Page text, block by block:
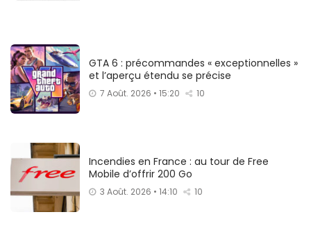
GTA 6 : précommandes « exceptionnelles »
et l’aperçu étendu se précise
7 Août. 2026 • 15:20 10
Incendies en France : au tour de Free
Mobile d’offrir 200 Go
3 Août. 2026 • 14:10 10